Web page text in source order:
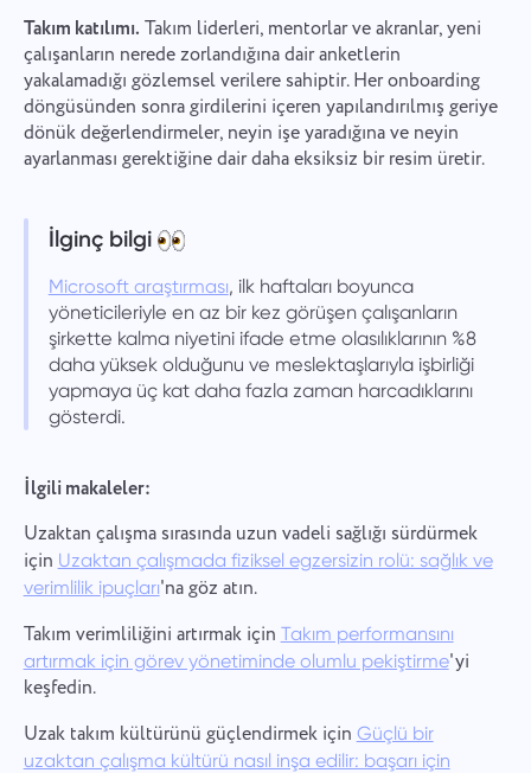
Takım katılımı. Takım liderleri, mentorlar ve akranlar, yeni
çalışanların nerede zorlandığına dair anketlerin
yakalamadığı gözlemsel verilere sahiptir. Her onboarding
döngüsünden sonra girdilerini içeren yapılandırılmış geriye
dönük değerlendirmeler, neyin işe yaradığına ve neyin
ayarlanması gerektiğine dair daha eksiksiz bir resim üretir.
İlginç bilgi
Microsoft araştırması, ilk haftaları boyunca
yöneticileriyle en az bir kez görüşen çalışanların
şirkette kalma niyetini ifade etme olasılıklarının %8
daha yüksek olduğunu ve meslektaşlarıyla işbirliği
yapmaya üç kat daha fazla zaman harcadıklarını
gösterdi.
İlgili makaleler:
Uzaktan çalışma sırasında uzun vadeli sağlığı sürdürmek
içinUzaktan çalışmada fiziksel egzersizin rolü: sağlık ve
verimlilik ipuçları'na göz atın.
Takım verimliliğini artırmak içinTakım performansını
artırmak için görev yönetiminde olumlu pekiştirme'yi
keşfedin.
Uzak takım kültürünü güçlendirmek içinGüçlü bir
uzaktan çalışma kültürü nasıl inşa edilir: başarı için